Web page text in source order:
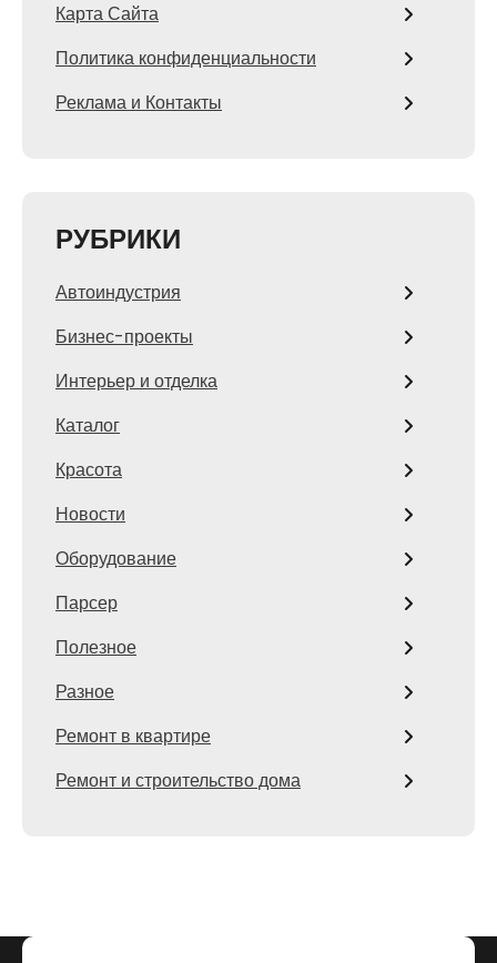
Карта Сайта
Политика конфиденциальности
Реклама и Контакты
РУБРИКИ
Автоиндустрия
Бизнес-проекты
Интерьер и отделка
Каталог
Красота
Новости
Оборудование
Парсер
Полезное
Разное
Ремонт в квартире
Ремонт и строительство дома